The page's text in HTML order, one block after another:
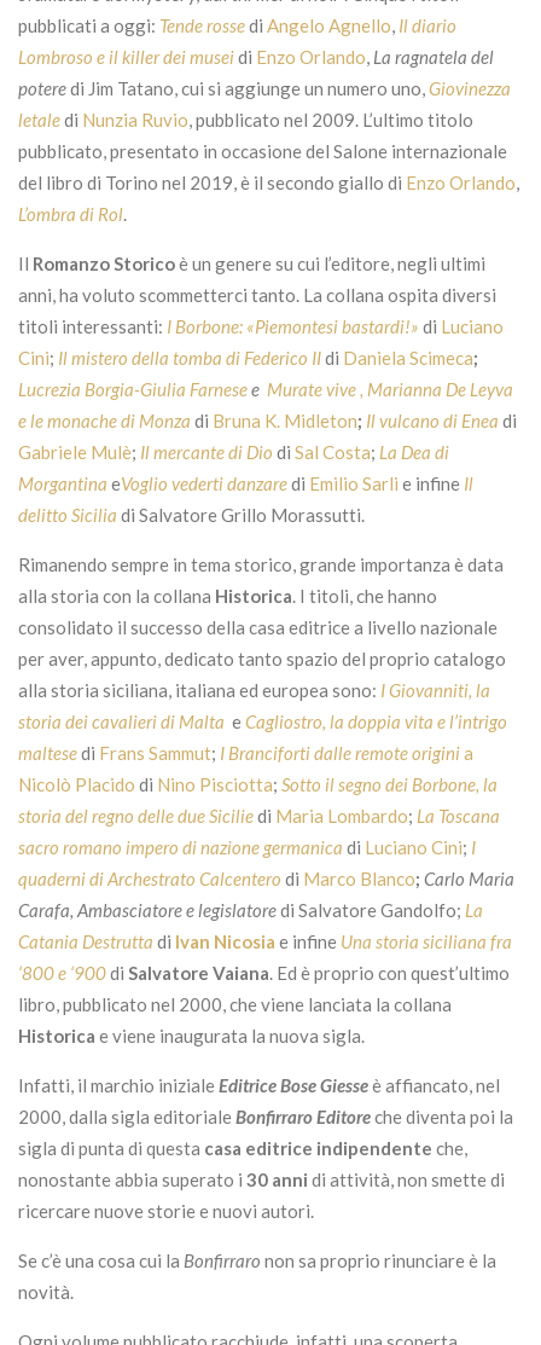
pubblicati a oggi: Tende rossedi Angelo Agnello, Il diario
Lombroso e il killer dei museidi Enzo Orlando, La ragnatela del
poteredi Jim Tatano, cui si aggiunge un numero uno,Giovinezza
letaledi Nunzia Ruvio, pubblicato nel 2009. L’ultimo titolo
pubblicato, presentato in occasione del Salone internazionale
del libro di Torino nel 2019, è il secondo giallo di Enzo Orlando,
L’ombra di Rol.
Il Romanzo Storicoè un genere su cui l’editore, negli ultimi
anni, ha voluto scommetterci tanto. La collana ospita diversi
titoli interessanti: I Borbone: «Piemontesi bastardi!» di Luciano
Cini; Il mistero della tomba di Federico IIdi Daniela Scimeca;
Lucrezia Borgia-Giulia Farnesee Murate vive , Marianna De Leyva
e le monache di Monza di Bruna K. Midleton; Il vulcano di Enea di
Gabriele Mulè; Il mercante di Dio di Sal Costa; La Dea di
Morgantina eVoglio vederti danzaredi Emilio Sarli e infine Il
delitto Sicilia di Salvatore Grillo Morassutti.
Rimanendo sempre in tema storico, grande importanza è data
alla storia con la collana Historica. I titoli, che hanno
consolidato il successo della casa editrice a livello nazionale
per aver, appunto, dedicato tanto spazio del proprio catalogo
alla storia siciliana, italiana ed europea sono: I Giovanniti, la
storia dei cavalieri di Malta eCagliostro, la doppia vita e l’intrigo
maltesedi Frans Sammut; I Branciforti dalle remote originia
Nicolò Placido di Nino Pisciotta; Sotto il segno dei Borbone, la
storia del regno delle due Siciliedi Maria Lombardo; La Toscana
sacro romano impero di nazione germanica di Luciano Cini; I
quaderni di Archestrato Calcentero di Marco Blanco; Carlo Maria
Carafa, Ambasciatore e legislatoredi Salvatore Gandolfo; La
Catania Destrutta di Ivan Nicosia e infine Una storia siciliana fra
‘800 e ‘900di Salvatore Vaiana. Ed è proprio con quest’ultimo
libro, pubblicato nel 2000, che viene lanciata la collana
Historica e viene inaugurata la nuova sigla.
Infatti, il marchio inizialeEditrice Bose Giesseè affiancato, nel
2000, dalla sigla editorialeBonfirraroEditoreche diventa poi la
sigla di punta di questa casa editrice indipendente che,
nonostante abbia superato i 30 anni di attività, non smette di
ricercare nuove storie e nuovi autori.
Se c’è una cosa cui la Bonfirraro non sa proprio rinunciare è la
novità.